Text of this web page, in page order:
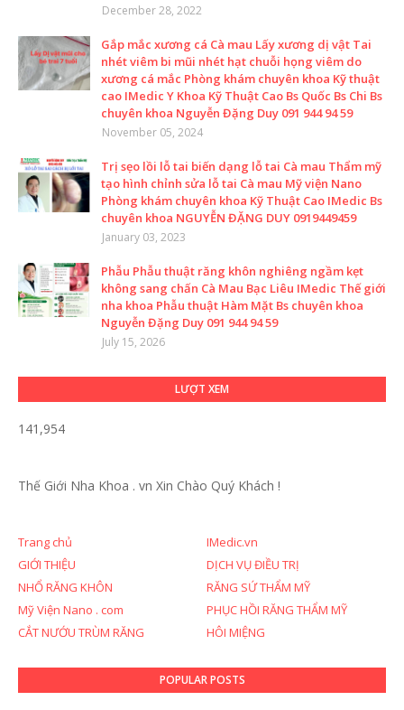
December 28, 2022
Gắp mắc xương cá Cà mau Lấy xương dị vật Tai
nhét viêm bi mũi nhét hạt chuỗi họng viêm do
xương cá mắc Phòng khám chuyên khoa Kỹ thuật
cao IMedic Y Khoa Kỹ Thuật Cao Bs Quốc Bs Chi Bs
chuyên khoa Nguyễn Đặng Duy 091 944 94 59
November 05, 2024
Trị sẹo lồi lỗ tai biến dạng lỗ tai Cà mau Thẩm mỹ
tạo hình chỉnh sửa lỗ tai Cà mau Mỹ viện Nano
Phòng khám chuyên khoa Kỹ Thuật Cao IMedic Bs
chuyên khoa NGUYỄN ĐẶNG DUY 0919449459
January 03, 2023
Phẫu Phẫu thuật răng khôn nghiêng ngầm kẹt
không sang chấn Cà Mau Bạc Liêu IMedic Thế giới
nha khoa Phẫu thuật Hàm Mặt Bs chuyên khoa
Nguyễn Đặng Duy 091 944 94 59
July 15, 2026
LƯỢT XEM
141,954
Thế Giới Nha Khoa . vn Xin Chào Quý Khách !
Trang chủ
IMedic.vn
GIỚI THIỆU
DỊCH VỤ ĐIỀU TRỊ
NHỔ RĂNG KHÔN
RĂNG SỨ THẨM MỸ
Mỹ Viện Nano . com
PHỤC HỒI RĂNG THẨM MỸ
CẮT NƯỚU TRÙM RĂNG
HÔI MIỆNG
POPULAR POSTS